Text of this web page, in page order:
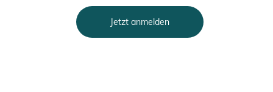
Jetzt anmelden